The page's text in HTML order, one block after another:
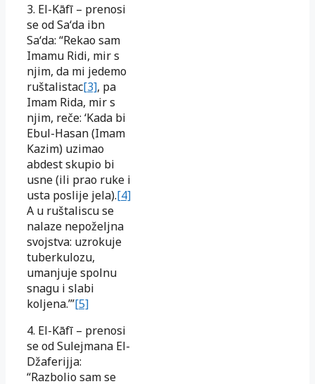
3. El-Kāfī – prenosi
se od Saʻda ibn
Saʻda: “Rekao sam
Imamu Ridi, mir s
njim, da mi jedemo
ruštalistac[3], pa
Imam Rida, mir s
njim, reče: ‘Kada bi
Ebul-Hasan (Imam
Kazim) uzimao
abdest skupio bi
usne (ili prao ruke i
usta poslije jela).[4]
A u ruštaliscu se
nalaze nepoželjna
svojstva: uzrokuje
tuberkulozu,
umanjuje spolnu
snagu i slabi
koljena.’”[5]
4. El-Kāfī – prenosi
se od Sulejmana El-
Džaferijja:
“Razbolio sam se